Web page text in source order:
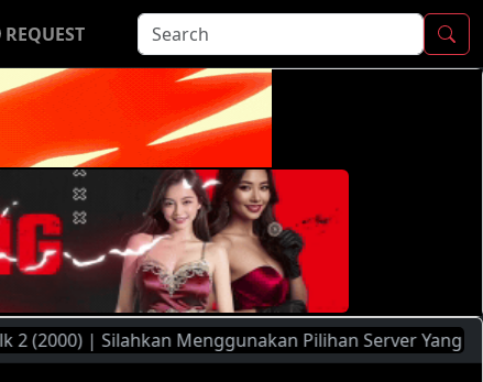
REQUEST
| Silahkan Menggunakan Pilihan Server Yang Ada (